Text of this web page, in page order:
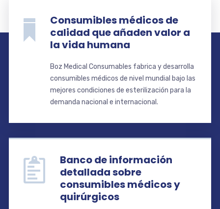
Consumibles médicos de
calidad que añaden valor a
la vida humana
Boz Medical Consumables fabrica y desarrolla
consumibles médicos de nivel mundial bajo las
mejores condiciones de esterilización para la
demanda nacional e internacional.
Banco de información
detallada sobre
consumibles médicos y
quirúrgicos